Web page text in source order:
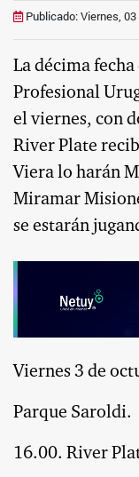
Publicado: Viernes,
La décima
Profesional
el viernes, con
River Plate
Viera lo harán
Miramar
se estarán
Viernes 3 de
Parque Saroldi.
16.00. River